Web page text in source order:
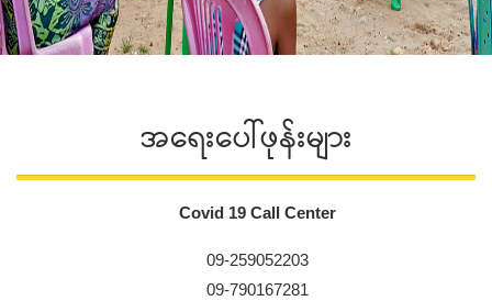
အရေးပေါ်ဖုန်းများ
Covid 19 Call Center
09-259052203
09-790167281